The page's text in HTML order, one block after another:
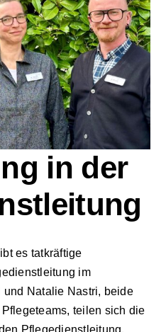
in der
es tatkräftige
im
Natalie Nastri, beide
teilen sich die